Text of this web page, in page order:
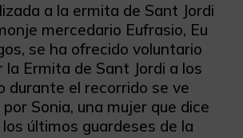
a la ermita de Sant Jordi
mercedario Eufrasio, Eu
se ha ofrecido voluntario
Ermita de Sant Jordi a los
durante el recorrido se ve
Sonia, una mujer que dice
últimos guardeses de la